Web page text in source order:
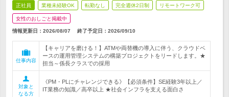
正社員 業種未経験OK 転勤なし 完全週休2日制 リモートワーク可
女性のおしごと掲載中
情報更新日：2026/08/07 終了予定日： 2026/09/10
仕事内容
【キャリアを磨ける！】ATMや両替機の導入に伴う、クラウドベ
ースの運用管理システムの構築プロジェクトをリードします。★
担当～係長クラスでの採用
対象と
なる方
《PM・PLにチャレンジできる》【必須条件】SE経験3年以上／
IT業務の知識／高卒以上 ★社会インフラを支える面白さ